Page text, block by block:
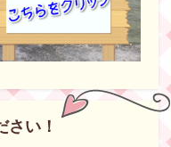
さい！